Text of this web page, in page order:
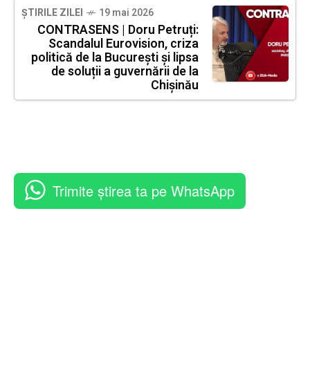
ȘTIRILE ZILEI 19 mai 2026
CONTRASENS | Doru Petruți:
Scandalul Eurovision, criza
politică de la București și lipsa
de soluții a guvernării de la
Chișinău
Trimite știrea ta pe WhatsApp